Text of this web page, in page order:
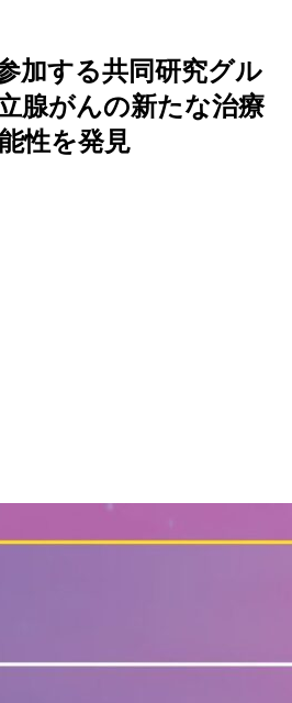
加する共同研究グル
腺がんの新たな治療
性を発見